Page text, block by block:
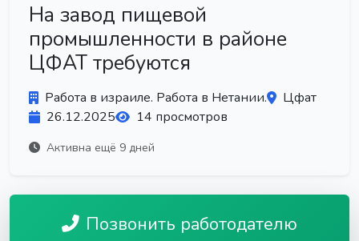
На завод пищевой
промышленности в районе
ЦФАТ требуются
Работа в израиле. Работа в Нетании.
Цфат
26.12.2025
14 просмотров
Активна ещё 9 дней
Позвонить работодателю